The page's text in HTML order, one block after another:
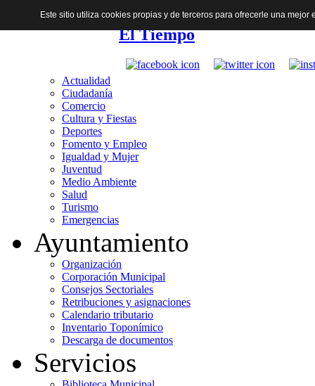
El Tiempo
Actualidad
Ciudadanía
Comercio
Cultura y Fiestas
Deportes
Fomento y Empleo
Igualdad y Mujer
Juventud
Medio Ambiente
Salud
Turismo
Emergencias
Ayuntamiento
Organización
Corporación Municipal
Consejos Sectoriales
Retribuciones y asignaciones
Calendario tributario
Inventario Toponímico
Descarga de documentos
Servicios
Este sitio utiliza cookies propias y de terceros para ofrecerle una